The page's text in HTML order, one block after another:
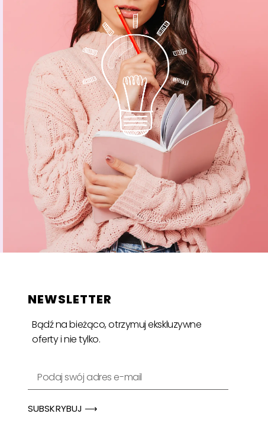
NEWSLETTER
Bądź na bieżąco, otrzymuj ekskluzywne
oferty i nie tylko.
SUBSKRYBUJ ⟶